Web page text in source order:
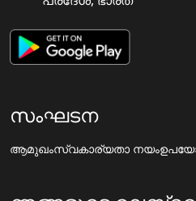
സംഘടന
ആമുഖംസ്വകാര്യതാ നയം